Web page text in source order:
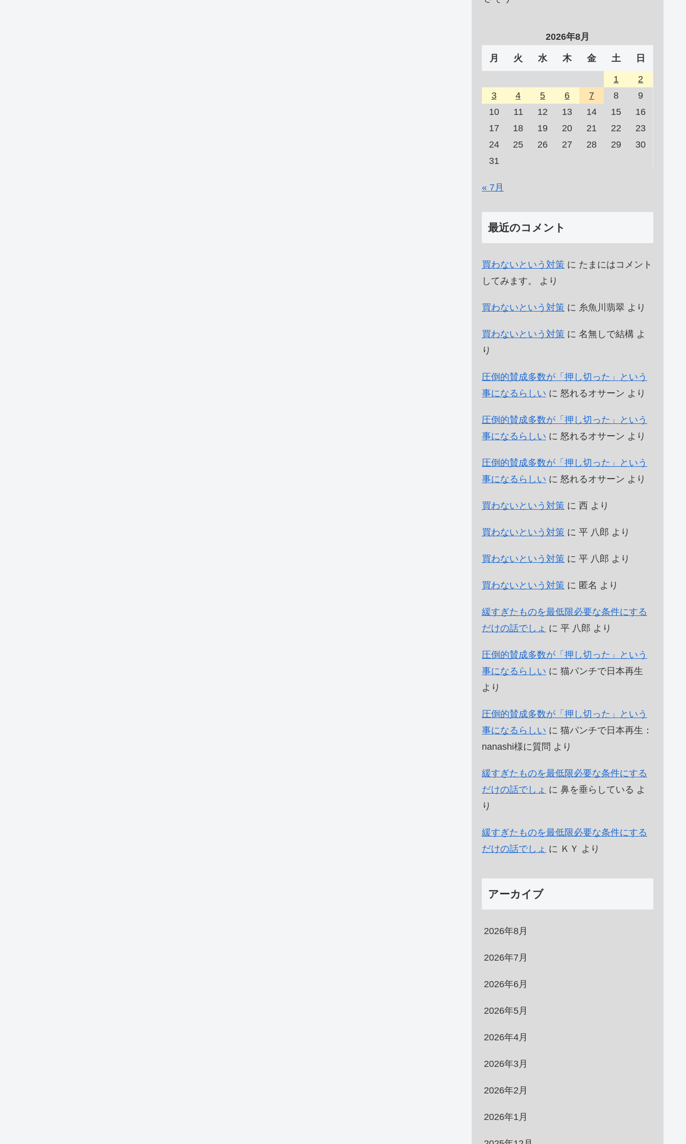
2026年8月
月 火 水 木 金 土 日
1
2
3
4 5 6 7 8
9
10
11 12 13 14 15
16
17
18 19 20 21 22
23
24
25 26 27 28 29
30
31
« 7月
最近のコメント
買わないという対策 に たまにはコメント
してみます。
より
買わないという対策 に 糸魚川翡翠 より
買わないという対策 に 名無しで結構 よ
り
圧倒的賛成多数が「押し切った」という
事になるらしい に 怒れるオサーン より
圧倒的賛成多数が「押し切った」という
事になるらしい に 怒れるオサーン より
圧倒的賛成多数が「押し切った」という
事になるらしい に 怒れるオサーン より
買わないという対策 に 西 より
買わないという対策 に 平 八郎 より
買わないという対策 に 平 八郎 より
買わないという対策 に 匿名 より
緩すぎたものを最低限必要な条件にする
だけの話でしょ に 平 八郎 より
圧倒的賛成多数が「押し切った」という
事になるらしい に 猫パンチで日本再生
より
圧倒的賛成多数が「押し切った」という
事になるらしい に 猫パンチで日本再生：
nanashi様に質問 より
緩すぎたものを最低限必要な条件にする
だけの話でしょ に 鼻を垂らしている よ
り
緩すぎたものを最低限必要な条件にする
だけの話でしょ に ＫＹ より
アーカイブ
2026年8月
2026年7月
2026年6月
2026年5月
2026年4月
2026年3月
2026年2月
2026年1月